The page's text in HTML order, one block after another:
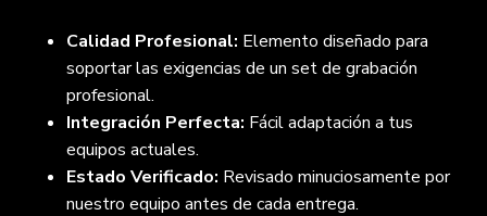
Calidad Profesional: Elemento diseñado para
soportar las exigencias de un set de grabación
profesional.
Integración Perfecta: Fácil adaptación a tus
equipos actuales.
Estado Verificado: Revisado minuciosamente por
nuestro equipo antes de cada entrega.